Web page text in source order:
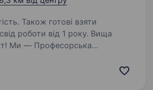
Також готові взяти
роботи від 1 року. Вища